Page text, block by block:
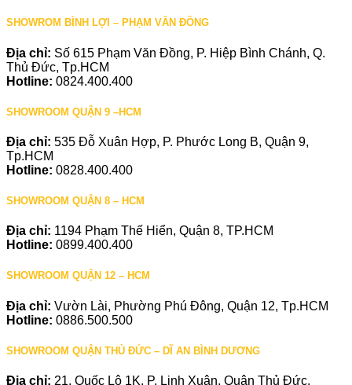
SHOWROM BÌNH LỢI – PHẠM VĂN ĐỒNG
Địa chỉ: Số 615 Phạm Văn Đồng, P. Hiệp Bình Chánh, Q.
Thủ Đức, Tp.HCM
Hotline: 0824.400.400
SHOWROOM QUẬN 9 –HCM
Địa chỉ: 535 Đỗ Xuân Hợp, P. Phước Long B, Quận 9,
Tp.HCM
Hotline: 0828.400.400
SHOWROOM QUẬN 8 – HCM
Địa chỉ: 1194 Phạm Thế Hiển, Quận 8, TP.HCM
Hotline: 0899.400.400
SHOWROOM QUẬN 12 – HCM
Địa chỉ: Vườn Lài, Phường Phú Đông, Quận 12, Tp.HCM
Hotline: 0886.500.500
SHOWROOM QUẬN THỦ ĐỨC – DĨ AN BÌNH DƯƠNG
Địa chỉ: 21, Quốc Lộ 1K, P. Linh Xuân, Quận Thủ Đức,